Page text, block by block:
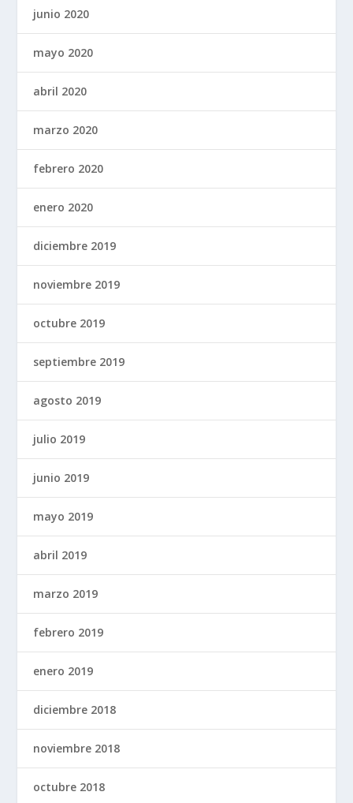
junio 2020
mayo 2020
abril 2020
marzo 2020
febrero 2020
enero 2020
diciembre 2019
noviembre 2019
octubre 2019
septiembre 2019
agosto 2019
julio 2019
junio 2019
mayo 2019
abril 2019
marzo 2019
febrero 2019
enero 2019
diciembre 2018
noviembre 2018
octubre 2018